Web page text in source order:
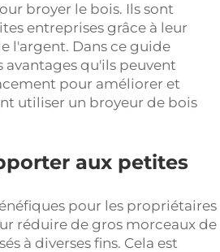
broyer le bois. Ils sont
entreprises grâce à leur
l'argent. Dans ce guide
avantages qu'ils peuvent
pour améliorer et
utiliser un broyeur de bois
aux petites
pour les propriétaires
réduire de gros morceaux de
à diverses fins. Cela est